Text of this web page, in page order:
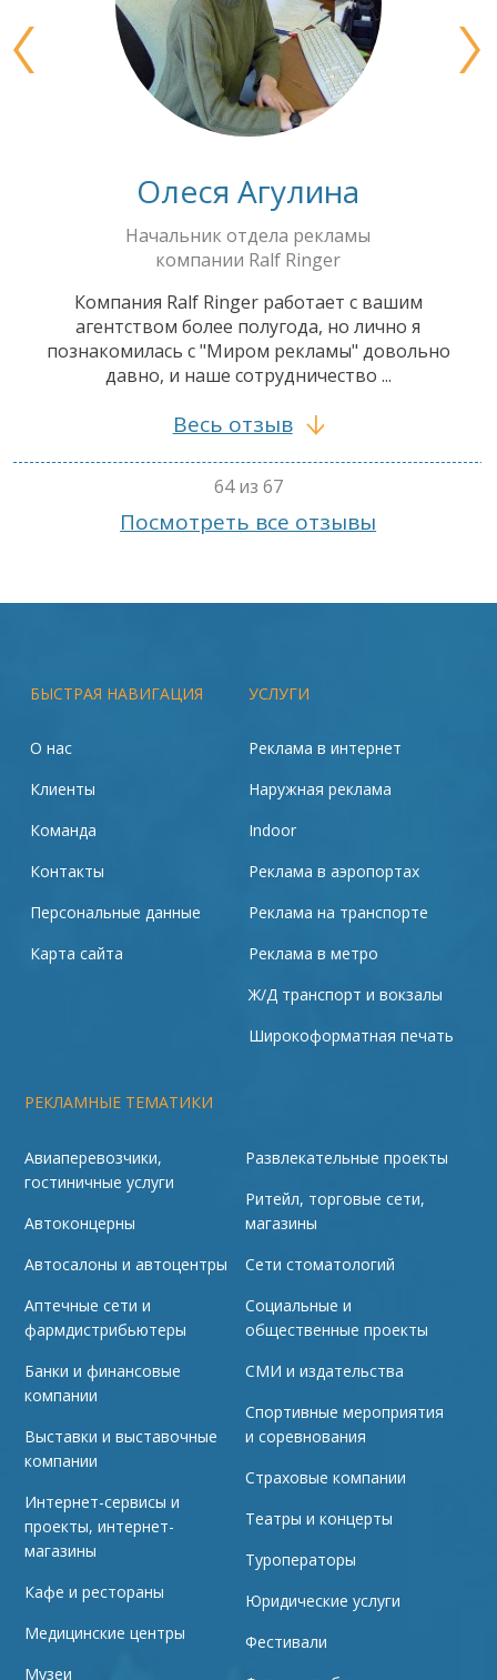
Олеся Агулина
Начальник отдела рекламы
компании Ralf Ringer
Компания Ralf Ringer работает с вашим
агентством более полугода, но лично я
познакомилась с "Миром рекламы" довольно
давно, и наше сотрудничество ...
Весь отзыв
64 из 67
Посмотреть все отзывы
БЫСТРАЯ НАВИГАЦИЯ УСЛУГИ
РЕКЛАМНЫЕ ТЕМАТИКИ
О нас
Клиенты
Команда
Контакты
Персональные данные
Карта сайта
Реклама в интернет
Наружная реклама
Indoor
Реклама в аэропортах
Реклама на транспорте
Реклама в метро
Ж/Д транспорт и вокзалы
Широкоформатная печать
Авиаперевозчики,
гостиничные услуги
Автоконцерны
Автосалоны и автоцентры
Аптечные сети и
фармдистрибьютеры
Банки и финансовые
компании
Выставки и выставочные
компании
Интернет-сервисы и
проекты, интернет-
магазины
Кафе и рестораны
Медицинские центры
Музеи
Развлекательные проекты
Ритейл, торговые сети,
магазины
Сети стоматологий
Социальные и
общественные проекты
СМИ и издательства
Спортивные мероприятия
и соревнования
Страховые компании
Театры и концерты
Туроператоры
Юридические услуги
Фестивали